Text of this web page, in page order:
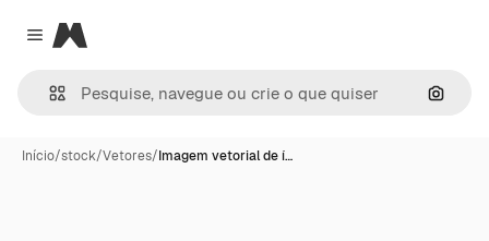
Close menu
Magnific
Início/stock/Vetores/Imagem vetorial de í…